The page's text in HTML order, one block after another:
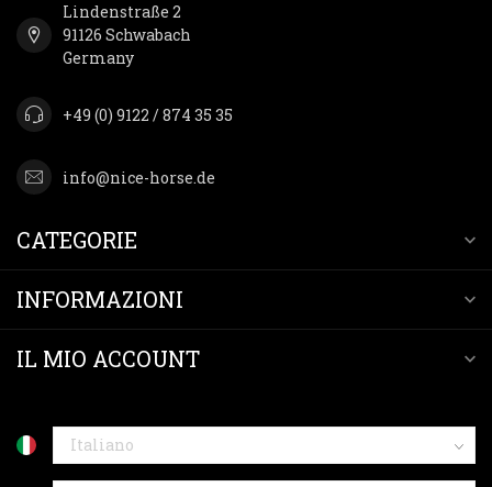
Lindenstraße 2
91126 Schwabach
Germany
+49 (0) 9122 / 874 35 35
info@nice-horse.de
CATEGORIE
INFORMAZIONI
IL MIO ACCOUNT